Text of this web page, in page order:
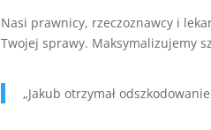
Nasi prawnicy, rzeczoznawcy i
Twojej sprawy. Maksymalizujemy
„Jakub otrzymał